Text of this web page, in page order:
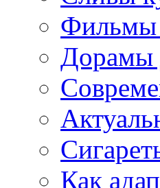
Фильмы
Дорамы
Как